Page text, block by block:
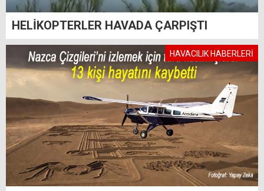
HELİKOPTERLER HAVADA ÇARPIŞTI
HAVACILIK HABERLERİ